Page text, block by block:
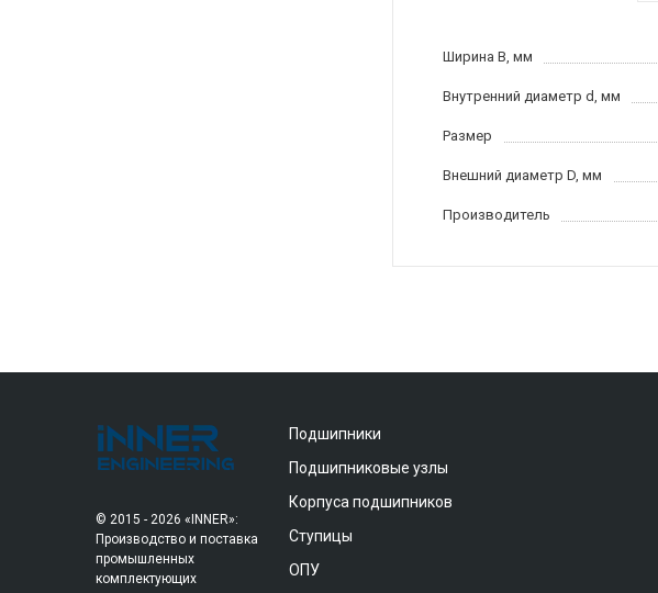
Ширина B, мм
Внутренний диаметр d, мм
Размер
Внешний диаметр D, мм
Производитель
© 2015 - 2026 «INNER»:
Производство и поставка
промышленных
комплектующих
Подшипники
Подшипниковые узлы
Корпуса подшипников
Ступицы
ОПУ